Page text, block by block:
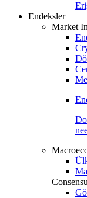
Endeksler
Market